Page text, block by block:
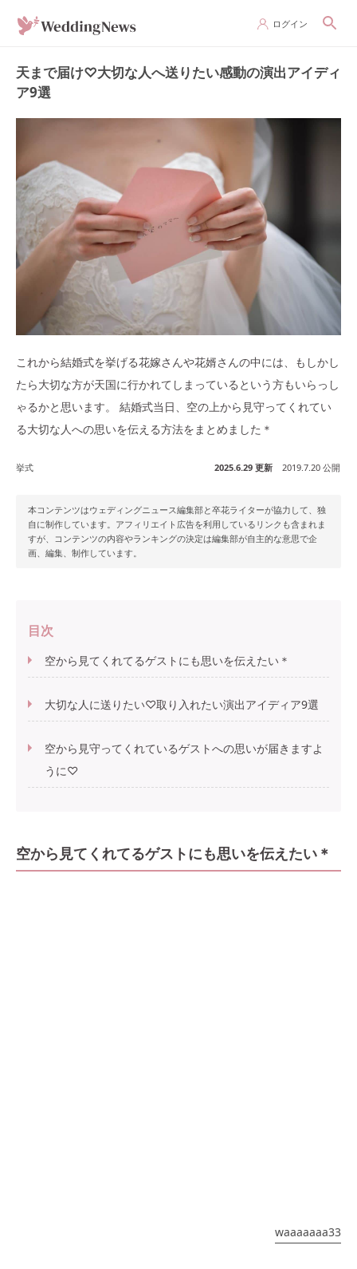
ログイン
天まで届け♡大切な人へ送りたい感動の演出アイディ
ア9選
これから結婚式を挙げる花嫁さんや花婿さんの中には、もしかし
たら大切な方が天国に行かれてしまっているという方もいらっし
ゃるかと思います。 結婚式当日、空の上から見守ってくれてい
る大切な人への思いを伝える方法をまとめました＊
挙式 2025.6.29 更新 2019.7.20 公開
本コンテンツはウェディングニュース編集部と卒花ライターが協力して、独
自に制作しています。アフィリエイト広告を利用しているリンクも含まれま
すが、コンテンツの内容やランキングの決定は編集部が自主的な意思で企
画、編集、制作しています。
目次
空から見てくれてるゲストにも思いを伝えたい＊
大切な人に送りたい♡取り入れたい演出アイディア9選
空から見守ってくれているゲストへの思いが届きますよ
うに♡
空から見てくれてるゲストにも思いを伝えたい＊
waaaaaaa33